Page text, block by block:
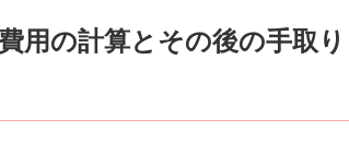
用の計算とその後の手取り